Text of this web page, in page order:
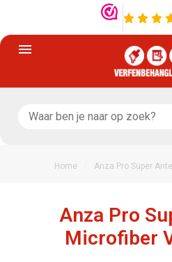
Home Anza Pro Super
Anza Pro
Microfiber